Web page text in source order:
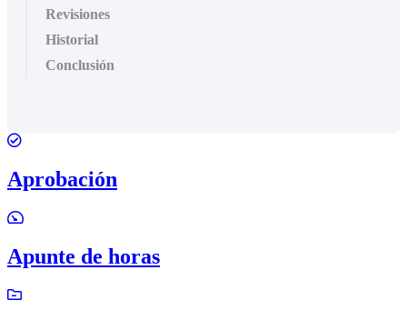
Revisiones
Historial
Conclusión
Aprobación
Apunte de horas